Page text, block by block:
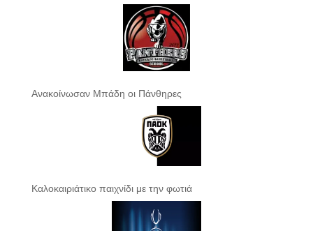
Ανακοίνωσαν Μπάδη οι Πάνθηρες
Καλοκαιριάτικο παιχνίδι με την φωτιά